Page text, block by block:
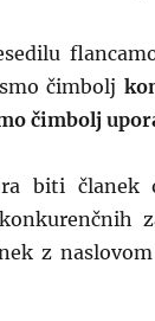
čimbolj
čimbolj
biti članek
z